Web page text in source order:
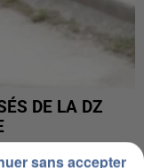
DE LA DZ
sans accepter